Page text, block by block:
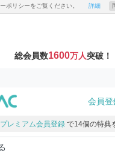
ーポリシーをご覧ください。 詳細
総会員数1600万人突破！
会員登
プレミアム会員登録 で14個の特典